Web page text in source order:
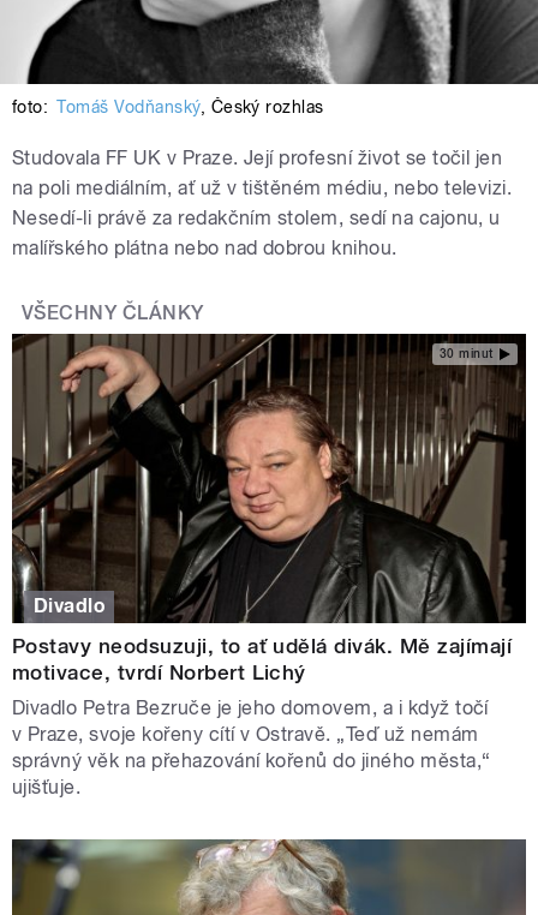
foto: Tomáš Vodňanský, Český rozhlas
Studovala FF UK v Praze. Její profesní život se točil jen
na poli mediálním, ať už v tištěném médiu, nebo televizi.
Nesedí-li právě za redakčním stolem, sedí na cajonu, u
malířského plátna nebo nad dobrou knihou.
VŠECHNY ČLÁNKY
30 minut
Divadlo
Postavy neodsuzuji, to ať udělá divák. Mě zajímají
motivace, tvrdí Norbert Lichý
Divadlo Petra Bezruče je jeho domovem, a i když točí
v Praze, svoje kořeny cítí v Ostravě. „Teď už nemám
správný věk na přehazování kořenů do jiného města,“
ujišťuje.